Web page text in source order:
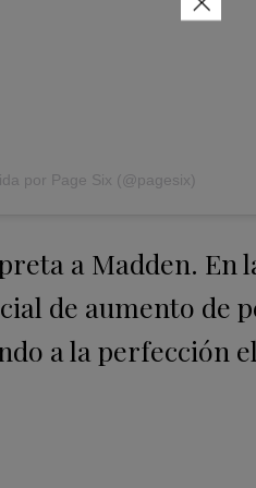
por Page Six (@pagesix)
a Madden. En
de aumento de
a la perfección